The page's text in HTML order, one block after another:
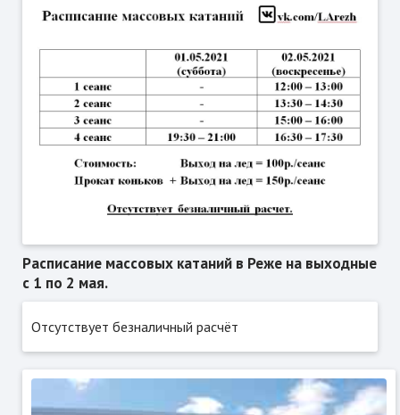
Расписание массовых катаний в Реже на выходные
с 1 по 2 мая.
Отсутствует безналичный расчёт